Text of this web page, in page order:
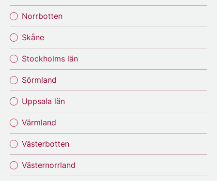
Norrbotten
Skåne
Stockholms län
Sörmland
Uppsala län
Värmland
Västerbotten
Västernorrland